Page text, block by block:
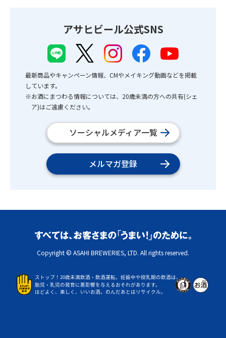
アサヒビール公式SNS
最新商品やキャンペーン情報、CMやメイキング動画などを掲載
しています。
※お酒にまつわる情報については、20歳未満の方への共有(シェ
ア)はご遠慮ください。
ソーシャルメディア一覧
メルマガ登録
Copyright © ASAHI BREWERIES, LTD. All rights reserved.